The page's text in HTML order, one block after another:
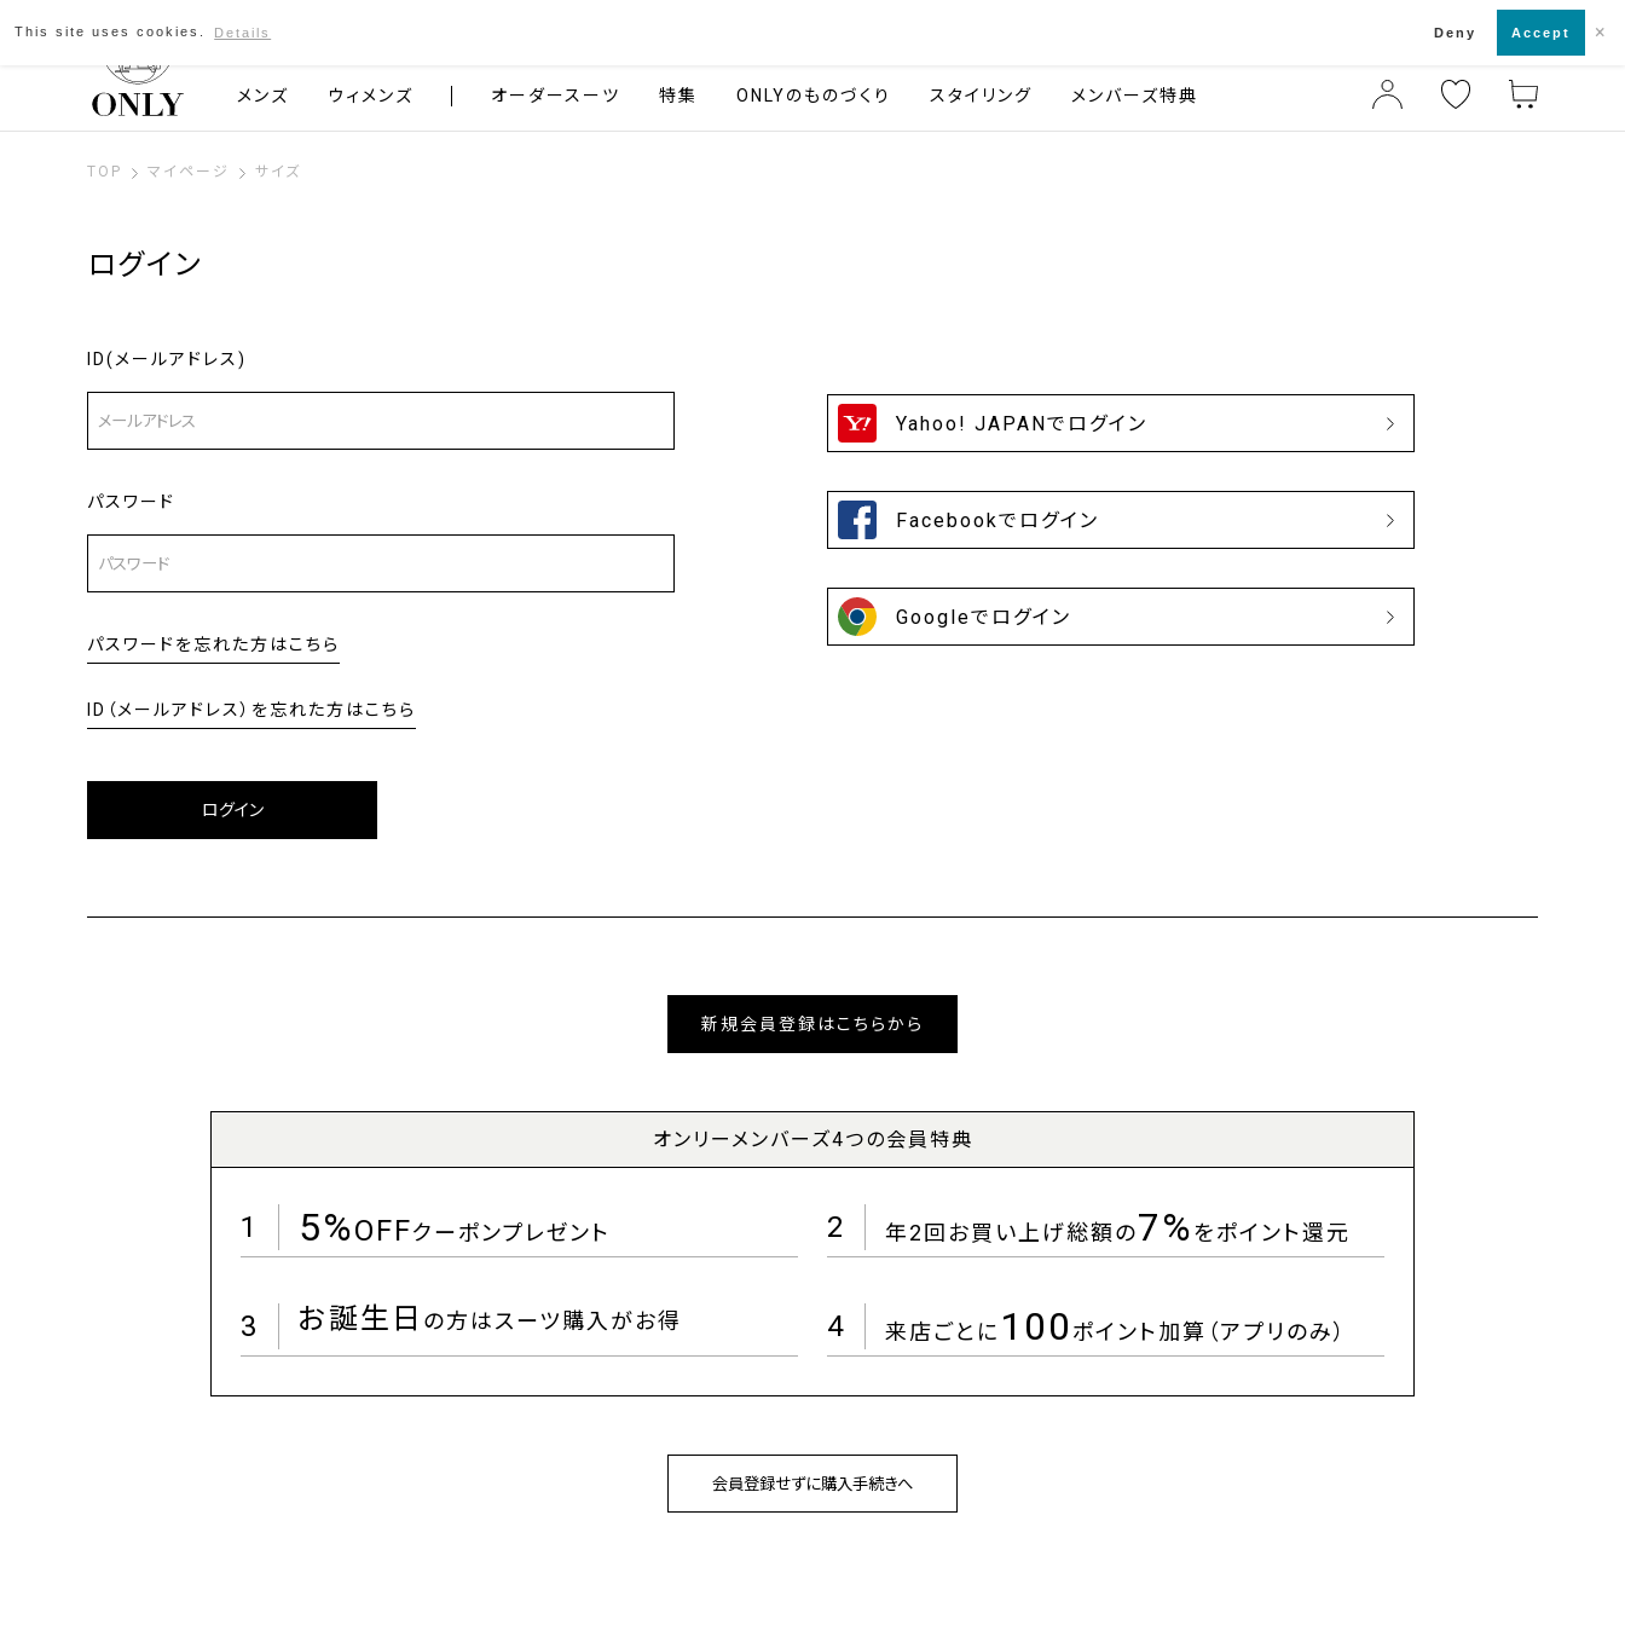
京都発のスーツブランド ONLY
メンズ ウィメンズ オーダースーツ 特集 ONLYのものづくり スタイリング メンバーズ特典
TOP マイページ サイズ
ログイン
ID(メールアドレス)
パスワード
パスワードを忘れた方はこちら
ID（メールアドレス）を忘れた方はこちら
ログイン
Yahoo! JAPANでログイン
Facebookでログイン
Googleでログイン
新規会員登録はこちらから
オンリーメンバーズ4つの会員特典
1 5%OFFクーポンプレゼント 2 年2回お買い上げ総額の7%をポイント還元
3 お誕生日 の方はスーツ購入がお得 4 来店ごとに 100 ポイント加算（アプリのみ）
This site uses cookies. Details Deny Accept ×